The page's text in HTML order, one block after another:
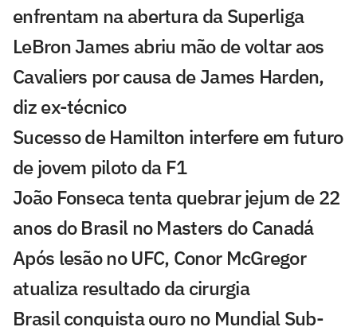
enfrentam na abertura da Superliga
LeBron James abriu mão de voltar aos
Cavaliers por causa de James Harden,
diz ex-técnico
Sucesso de Hamilton interfere em futuro
de jovem piloto da F1
João Fonseca tenta quebrar jejum de 22
anos do Brasil no Masters do Canadá
Após lesão no UFC, Conor McGregor
atualiza resultado da cirurgia
Brasil conquista ouro no Mundial Sub-